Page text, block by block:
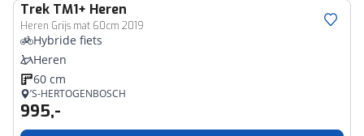
Trek TM1+ Heren
Heren Grijs mat 60cm 2019
Hybride fiets
Heren
60 cm
’S-HERTOGENBOSCH
995,-